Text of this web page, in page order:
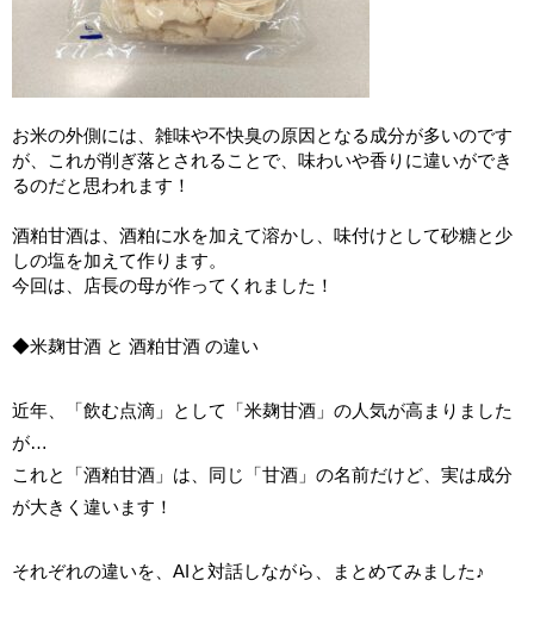
お米の外側には、雑味や不快臭の原因となる成分が多いのです
が、これが削ぎ落とされることで、味わいや香りに違いができ
るのだと思われます！
酒粕甘酒は、酒粕に水を加えて溶かし、味付けとして砂糖と少
しの塩を加えて作ります。
今回は、店長の母が作ってくれました！
◆米麹甘酒 と 酒粕甘酒 の違い
近年、「飲む点滴」として「米麹甘酒」の人気が高まりました
が…
これと「酒粕甘酒」は、同じ「甘酒」の名前だけど、実は成分
が大きく違います！
それぞれの違いを、AIと対話しながら、まとめてみました♪